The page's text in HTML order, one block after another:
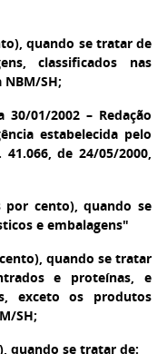
quando se tratar de
classificados nas
NBM/SH;
30/01/2002 – Redação
estabelecida pelo
de 24/05/2000,
cento), quando se
e embalagens"
quando se tratar
e proteínas, e
exceto os produtos
SH;
quando se tratar de: